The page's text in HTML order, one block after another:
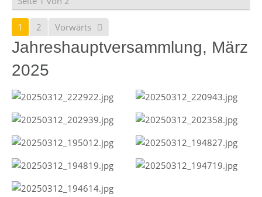
1 2 Vorwärts
Jahreshauptversammlung, März
2025